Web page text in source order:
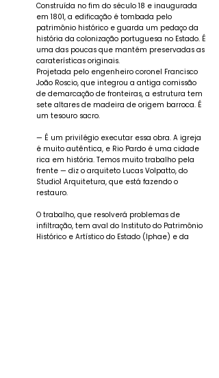
Construída no fim do século 18 e inaugurada
em 1801, a edificação é tombada pelo
patrimônio histórico e guarda um pedaço da
história da colonização portuguesa no Estado. É
uma das poucas que mantém preservadas as
caraterísticas originais.
Projetada pelo engenheiro coronel Francisco
João Roscio, que integrou a antiga comissão
de demarcação de fronteiras, a estrutura tem
sete altares de madeira de origem barroca. É
um tesouro sacro.
— É um privilégio executar essa obra. A igreja
é muito autêntica, e Rio Pardo é uma cidade
rica em história. Temos muito trabalho pela
frente — diz o arquiteto Lucas Volpatto, do
Studio1 Arquitetura, que está fazendo o
restauro.
O trabalho, que resolverá problemas de
infiltração, tem aval do Instituto do Patrimônio
Histórico e Artístico do Estado (Iphae) e da